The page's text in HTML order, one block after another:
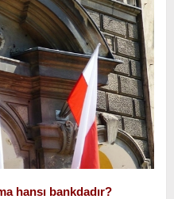
hansı bankdadır?